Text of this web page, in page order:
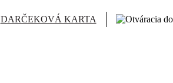
DARČEKOVÁ KARTA